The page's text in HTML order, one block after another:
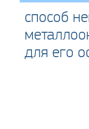
способ
для его